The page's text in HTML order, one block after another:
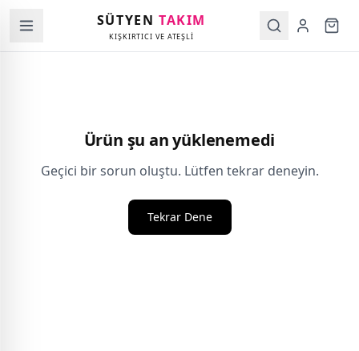
SÜTYENTAKIM
KIŞKIRTICI VE ATEŞLİ
Ürün şu an yüklenemedi
Geçici bir sorun oluştu. Lütfen tekrar deneyin.
Tekrar Dene